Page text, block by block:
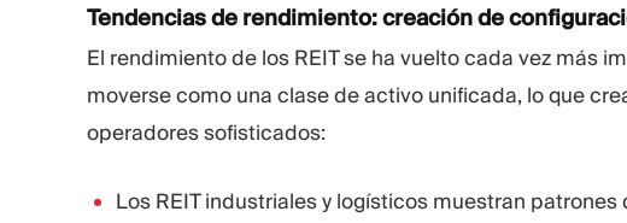
Tendencias de rendimiento: creación de
El rendimiento de los REIT se ha vuelto cada vez más
moverse como una clase de activo unificada, lo que
operadores sofisticados:
Los REIT industriales y logísticos muestran